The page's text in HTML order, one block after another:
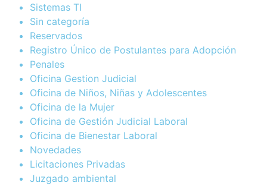
Sistemas TI
Sin categoría
Reservados
Registro Único de Postulantes para Adopción
Penales
Oficina Gestion Judicial
Oficina de Niños, Niñas y Adolescentes
Oficina de la Mujer
Oficina de Gestión Judicial Laboral
Oficina de Bienestar Laboral
Novedades
Licitaciones Privadas
Juzgado ambiental